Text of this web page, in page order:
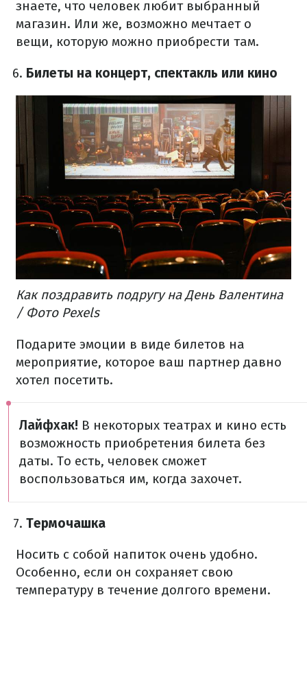
знаете, что человек любит выбранный
магазин. Или же, возможно мечтает о
вещи, которую можно приобрести там.
Билеты на концерт, спектакль или кино
Как поздравить подругу на День Валентина
/ Фото Pexels
Подарите эмоции в виде билетов на
мероприятие, которое ваш партнер давно
хотел посетить.
Лайфхак! В некоторых театрах и кино есть
возможность приобретения билета без
даты. То есть, человек сможет
воспользоваться им, когда захочет.
Термочашка
Носить с собой напиток очень удобно.
Особенно, если он сохраняет свою
температуру в течение долгого времени.